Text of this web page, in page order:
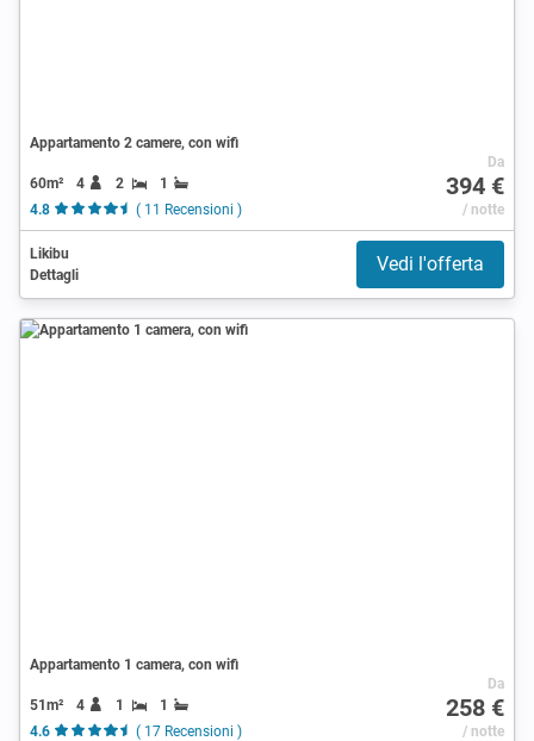
Appartamento 2 camere, con wifi
60m² 4 2
1
4.8
( 11 Recensioni )
Da
394 €
/ notte
Likibu
Dettagli
Vedi l'offerta
Appartamento 1 camera, con wifi
51m² 4 1
1
4.6
( 17 Recensioni )
Da
258 €
/ notte